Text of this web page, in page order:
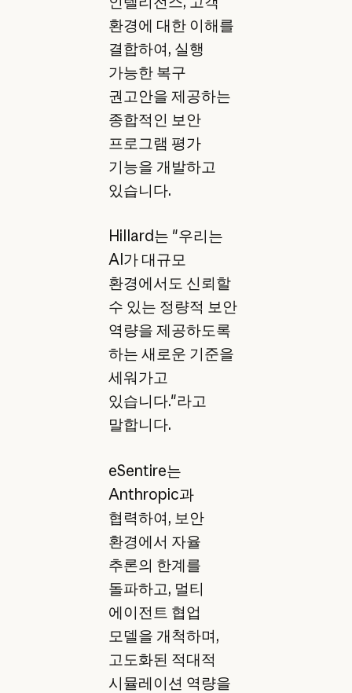
환경에 대한 이해를
결합하여, 실행
가능한 복구
권고안을 제공하는
종합적인 보안
프로그램 평가
기능을 개발하고
있습니다.
Hillard는 "우리는
AI가 대규모
환경에서도 신뢰할
수 있는 정량적 보안
역량을 제공하도록
하는 새로운 기준을
세워가고
있습니다."라고
말합니다.
eSentire는
Anthropic과
협력하여, 보안
환경에서 자율
추론의 한계를
돌파하고, 멀티
에이전트 협업
모델을 개척하며,
고도화된 적대적
시뮬레이션 역량을